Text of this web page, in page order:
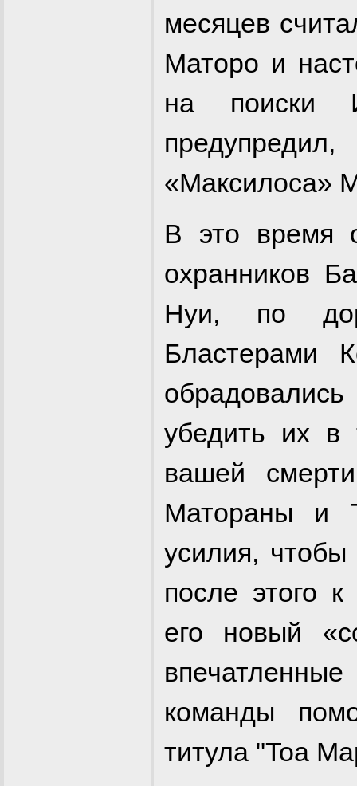
месяцев
Маторо и
на поиски
«Максилоса»
В это время
охранников
Нуи, по
Бластерами
убедить их
вашей
Матораны и
усилия, чтобы
после этого
его новый
команды
титула "Toa